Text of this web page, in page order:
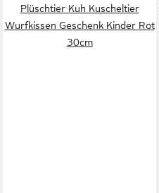
Plüschtier Kuh Kuscheltier
Wurfkissen Geschenk Kinder Rot
30cm